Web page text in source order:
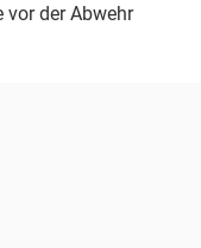
vor der Abwehr